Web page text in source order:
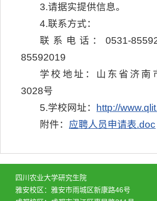
3.请据实提供信息。
4.联系方式：
联系电话：0531-
85592019
学校地址：山东省济南
3028号
5.学校网址：
http://
附件： 应聘人员申请表.doc
四川农业大学研究生院
雅安校区：雅安市雨城区新康路46号